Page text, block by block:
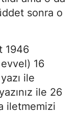
sonra o
1946
16
ile
ile 26
iletmemizi